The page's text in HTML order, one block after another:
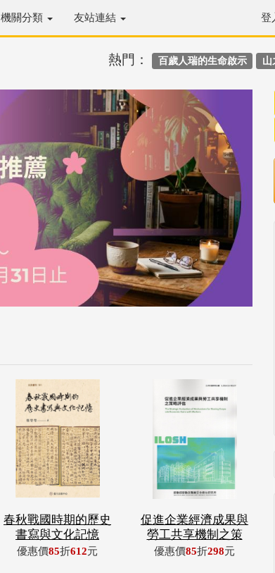
機關分類 友站連結 登
熱門： 百歲人瑞的生命啟示 山
春秋戰國時期的歷史
書寫與文化記憶
優惠價85折612元
促進企業經濟成果與
勞工共享機制之策
優惠價85折298元